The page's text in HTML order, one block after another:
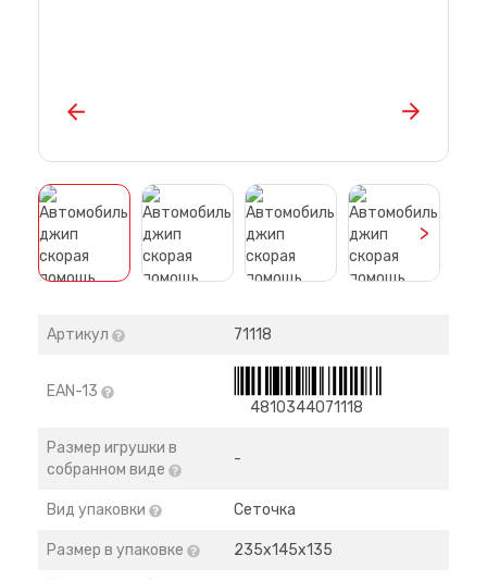
>
Артикул 71118
EAN-13
4810344071118
Размер игрушки в
собранном виде
-
Вид упаковки Сеточка
Размер в упаковке 235х145х135